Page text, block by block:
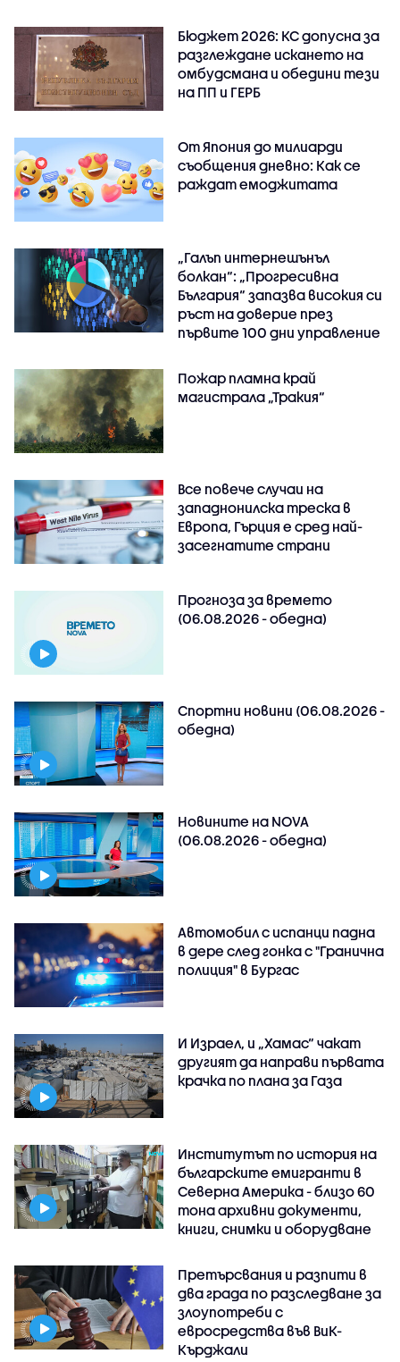
Бюджет 2026: КС допусна за
разглеждане искането на
омбудсмана и обедини тези
на ПП и ГЕРБ
От Япония до милиарди
съобщения дневно: Как се
раждат емоджитата
„Галъп интернешънъл
болкан“: „Прогресивна
България“ запазва високия си
ръст на доверие през
първите 100 дни управление
Пожар пламна край
магистрала „Тракия“
Все повече случаи на
западнонилска треска в
Европа, Гърция е сред най-
засегнатите страни
Прогноза за времето
(06.08.2026 - обедна)
Спортни новини (06.08.2026 -
обедна)
Новините на NOVA
(06.08.2026 - обедна)
Автомобил с испанци падна
в дере след гонка с "Гранична
полиция" в Бургас
И Израел, и „Хамас“ чакат
другият да направи първата
крачка по плана за Газа
Институтът по история на
българските емигранти в
Северна Америка - близо 60
тона архивни документи,
книги, снимки и оборудване
Претърсвания и разпити в
два града по разследване за
злоупотреби с
евросредства във ВиК-
Кърджали